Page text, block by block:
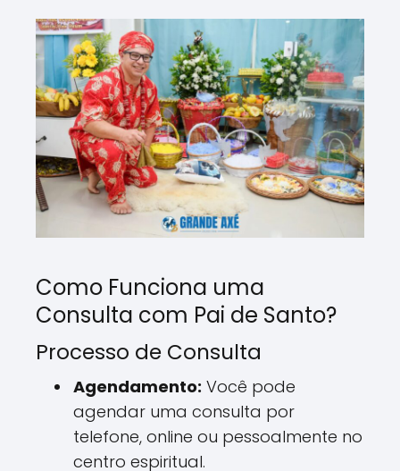
Como Funciona uma
Consulta com Pai de Santo?
Processo de Consulta
Agendamento: Você pode
agendar uma consulta por
telefone, online ou pessoalmente no
centro espiritual.